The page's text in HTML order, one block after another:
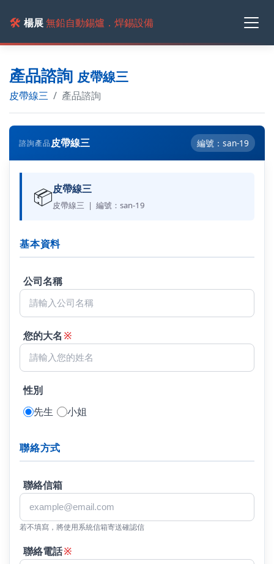
🛠️ 楊展無鉛自動錫爐．焊錫設備
產品諮詢 皮帶線三
皮帶線三 產品諮詢
諮詢產品皮帶線三 編號：san-19
📦皮帶線三
皮帶線三 | 編號：san-19
基本資料
公司名稱
您的大名 ※
性別
先生
小姐
聯絡方式
聯絡信箱
若不填寫，將使用系統信箱寄送確認信
聯絡電話※